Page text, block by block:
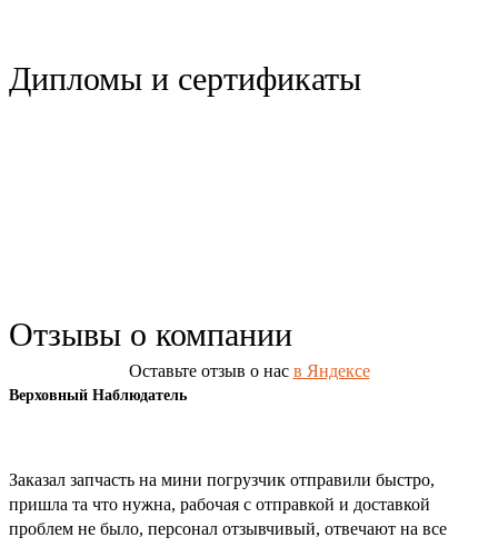
Дипломы и сертификаты
Отзывы о компании
Оставьте отзыв о нас в Яндексе
Верховный Наблюдатель
Заказал запчасть на мини погрузчик отправили быстро,
пришла та что нужна, рабочая с отправкой и доставкой
проблем не было, персонал отзывчивый, отвечают на все